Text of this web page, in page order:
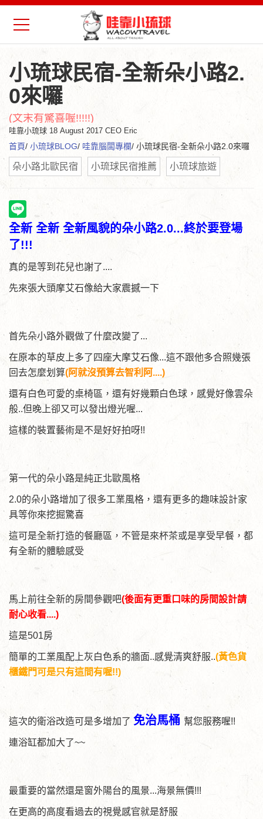
小琉球民宿-全新朵小路2.
0來囉
(文末有驚喜喔!!!!!)
哇靠小琉球 18 August 2017 CEO Eric
首頁/ 小琉球BLOG/ 哇靠腦闆專欄/ 小琉球民宿-全新朵小路2.0來囉
朵小路北歐民宿 小琉球民宿推薦 小琉球旅遊
全新 全新 全新風貌的朵小路2.0...終於要登場
了!!!
真的是等到花兒也謝了....
先來張大頭摩艾石像給大家震撼一下
首先朵小路外觀做了什麼改變了...
在原本的草皮上多了四座大摩艾石像...這不跟他多合照幾張
回去怎麼划算(阿就沒預算去智利阿....)
還有白色可愛的桌椅區，還有好幾顆白色球，感覺好像雲朵
般..但晚上卻又可以發出燈光喔...
這樣的裝置藝術是不是好好拍呀!!
第一代的朵小路是純正北歐風格
2.0的朵小路增加了很多工業風格，還有更多的趣味設計家
具等你來挖掘驚喜
這可是全新打造的餐廳區，不管是來杯茶或是享受早餐，都
有全新的體驗感受
馬上前往全新的房間參觀吧(後面有更重口味的房間設計請
耐心收看....)
這是501房
簡單的工業風配上灰白色系的牆面..感覺清爽舒服..(黃色貨
櫃鐵門可是只有這間有喔!!)
這次的衛浴改造可是多增加了 免治馬桶 幫您服務喔!!
連浴缸都加大了~~
最重要的當然還是窗外陽台的風景...海景無價!!!
在更高的高度看過去的視覺感官就是舒服